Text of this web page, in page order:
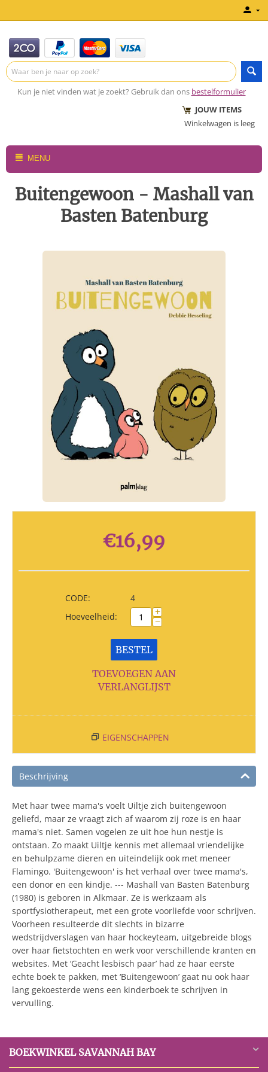
Kun je niet vinden wat je zoekt? Gebruik dan ons bestelformulier
JOUW ITEMS
Winkelwagen is leeg
MENU
Buitengewoon - Mashall van
Basten Batenburg
€16,99
CODE:
4
Hoeveelheid:
+
−
BESTEL
TOEVOEGEN AAN
VERLANGLIJST
EIGENSCHAPPEN
Beschrijving
Met haar twee mama's voelt Uiltje zich buitengewoon
geliefd, maar ze vraagt zich af waarom zij roze is en haar
mama's niet. Samen vogelen ze uit hoe hun nestje is
ontstaan. Zo maakt Uiltje kennis met allemaal vriendelijke
en behulpzame dieren en uiteindelijk ook met meneer
Flamingo. 'Buitengewoon' is het verhaal over twee mama's,
een donor en een kindje. --- Mashall van Basten Batenburg
(1980) is geboren in Alkmaar. Ze is werkzaam als
sportfysiotherapeut, met een grote voorliefde voor schrijven.
Voorheen resulteerde dit slechts in bizarre
wedstrijdverslagen van haar hockeyteam, uitgebreide blogs
over haar fietstochten en werk voor verschillende kranten en
websites. Met ‘Geacht lesbisch paar’ had ze haar eerste
echte boek te pakken, met ‘Buitengewoon’ gaat nu ook haar
lang gekoesterde wens een kinderboek te schrijven in
vervulling.
BOEKWINKEL SAVANNAH BAY